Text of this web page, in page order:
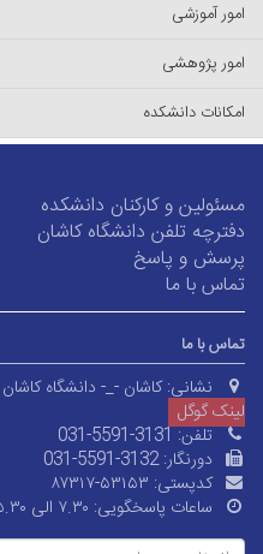
امور آموزشی
امور پژوهشی
امکانات دانشکده
مسئولین و کارکنان دانشکده
دفترچه تلفن دانشگاه کاشان
پرسش و پاسخ
تماس با ما
تماس با ما
نشانی: کاشان -_- دانشگاه
لینک گوگل
تلفن:031-5591-3131
دورنگار:031-5591-3132
کدپستی: ۸۷۳۱۷-۵۳۱۵۳
ساعات پاسخگویی: ۷.۳۰ الی ۱۵.۳۰